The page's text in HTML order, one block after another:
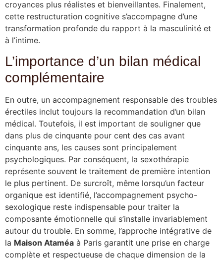
croyances plus réalistes et bienveillantes. Finalement,
cette restructuration cognitive s’accompagne d’une
transformation profonde du rapport à la masculinité et
à l’intime.
L’importance d’un bilan médical
complémentaire
En outre, un accompagnement responsable des troubles
érectiles inclut toujours la recommandation d’un bilan
médical. Toutefois, il est important de souligner que
dans plus de cinquante pour cent des cas avant
cinquante ans, les causes sont principalement
psychologiques. Par conséquent, la sexothérapie
représente souvent le traitement de première intention
le plus pertinent. De surcroît, même lorsqu’un facteur
organique est identifié, l’accompagnement psycho-
sexologique reste indispensable pour traiter la
composante émotionnelle qui s’installe invariablement
autour du trouble. En somme, l’approche intégrative de
la Maison Ataméa à Paris garantit une prise en charge
complète et respectueuse de chaque dimension de la